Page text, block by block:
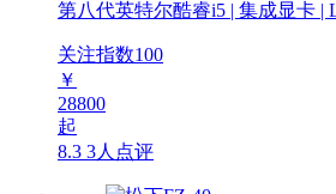
第八代英特尔酷睿i5 | 集成显卡 |
关注指数100
￥
28800
起
8.3 3人点评